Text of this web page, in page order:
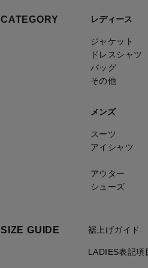
CATEGORY レディース
ジャケット
ドレスシャツ
バッグ
その他
メンズ
スーツ
アイシャツ
アウター
シューズ
SIZE GUIDE 裾上げガイド
LADIES表記項